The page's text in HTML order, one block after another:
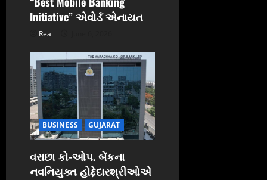
Initiative” એવોર્ડ એનાયત
Real
BUSINESS GUJARAT
વરાછા કો-ઓપ. બેંકના
નવનિયુક્ત હોદ્દેદારશ્રીઓએ